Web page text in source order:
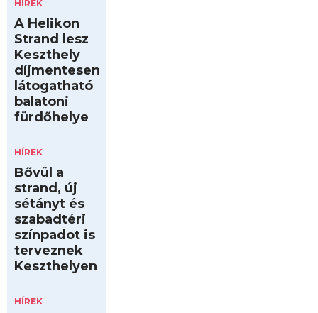
HÍREK
A Helikon
Strand lesz
Keszthely
díjmentesen
látogatható
balatoni
fürdőhelye
HÍREK
Bővül a
strand, új
sétányt és
szabadtéri
színpadot is
terveznek
Keszthelyen
HÍREK